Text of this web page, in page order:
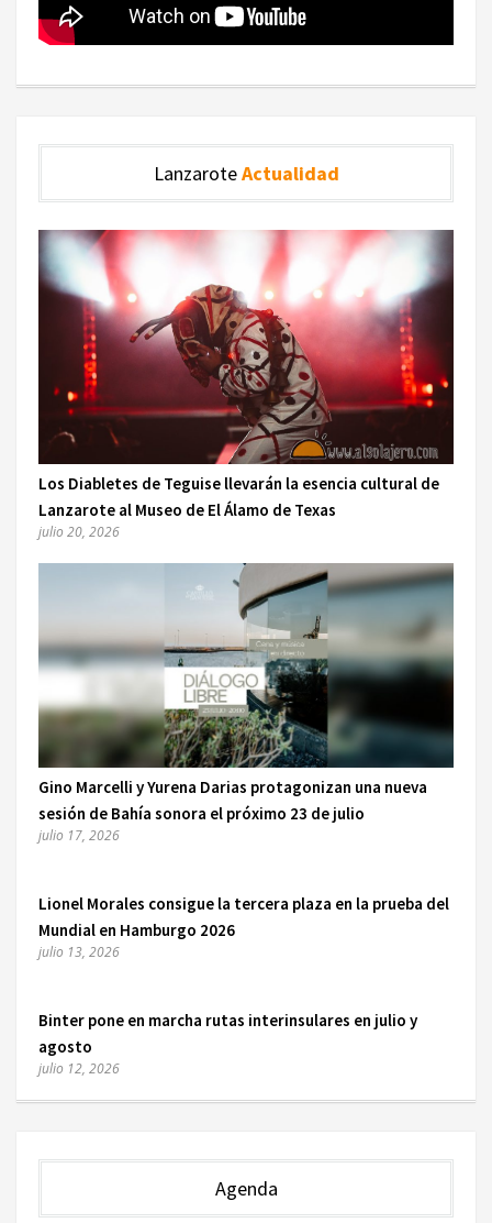
LanzaroteActualidad
Los Diabletes de Teguise llevarán la esencia cultural de
Lanzarote al Museo de El Álamo de Texas
julio 20, 2026
Gino Marcelli y Yurena Darias protagonizan una nueva
sesión de Bahía sonora el próximo 23 de julio
julio 17, 2026
Lionel Morales consigue la tercera plaza en la prueba del
Mundial en Hamburgo 2026
julio 13, 2026
Binter pone en marcha rutas interinsulares en julio y
agosto
julio 12, 2026
Agenda